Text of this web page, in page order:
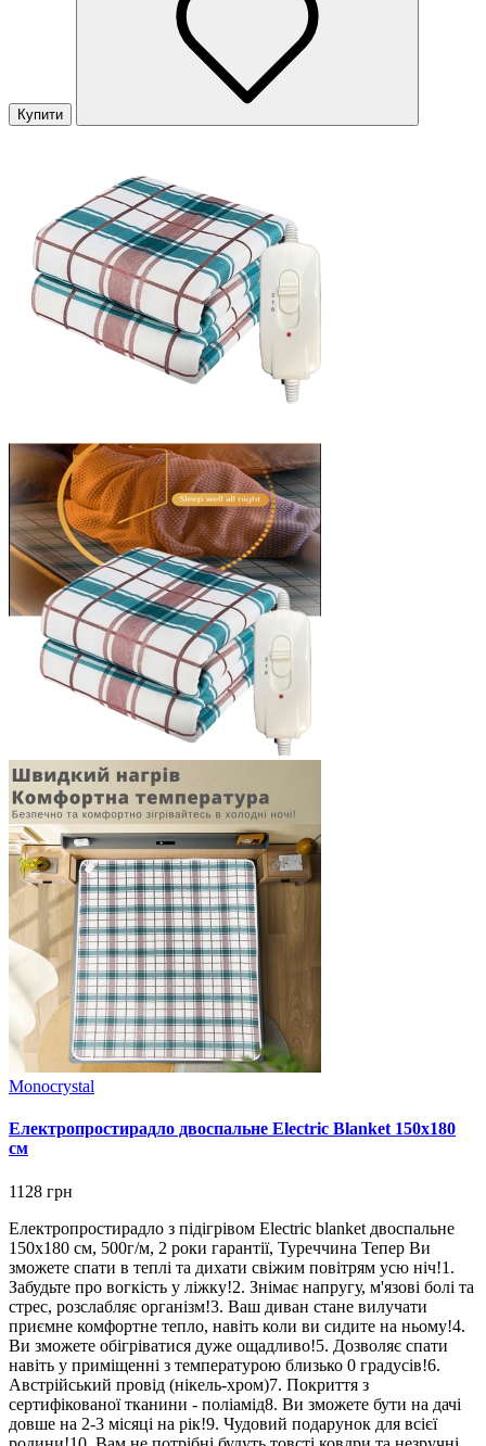
Купити
Monocrystal
Електропростирадло двоспальне Electric Blanket 150х180
см
1128 грн
Електропростирадло з підігрівом Electric blanket двоспальне
150х180 см, 500г/м, 2 роки гарантії, Туреччина Тепер Ви
зможете спати в теплі та дихати свіжим повітрям усю ніч!1.
Забудьте про вогкість у ліжку!2. Знімає напругу, м'язові болі та
стрес, розслабляє організм!3. Ваш диван стане вилучати
приємне комфортне тепло, навіть коли ви сидите на ньому!4.
Ви зможете обігріватися дуже ощадливо!5. Дозволяє спати
навіть у приміщенні з температурою близько 0 градусів!6.
Австрійський провід (нікель-хром)7. Покриття з
сертифікованої тканини - поліамід8. Ви зможете бути на дачі
довше на 2-3 місяці на рік!9. Чудовий подарунок для всієї